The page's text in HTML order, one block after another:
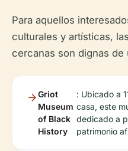
Para aquellos
culturales y artísticas,
cercanas son dignas de
Griot
Museum
of Black
History
: Ubicado a
casa, este
dedicado a
patrimonio